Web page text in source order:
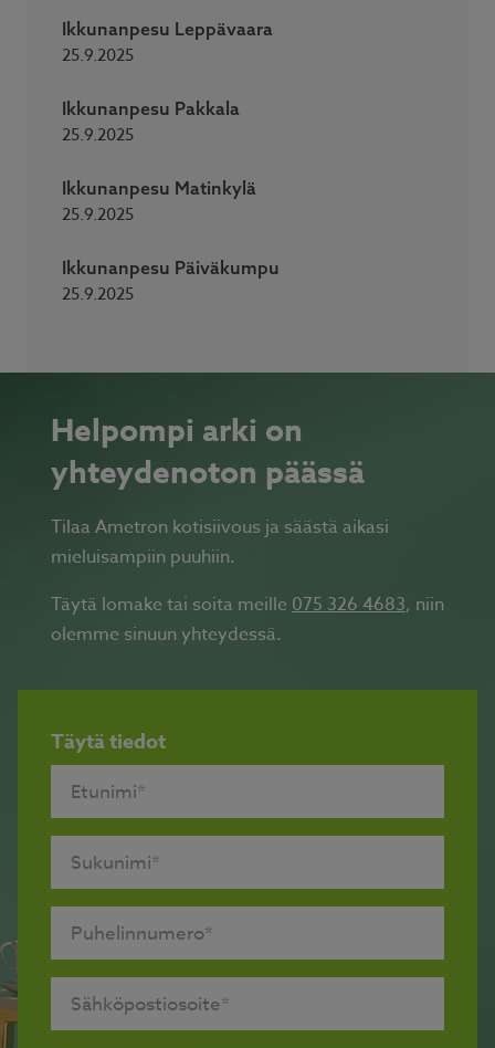
Ikkunanpesu Leppävaara
25.9.2025
Ikkunanpesu Pakkala
25.9.2025
Ikkunanpesu Matinkylä
25.9.2025
Ikkunanpesu Päiväkumpu
25.9.2025
Helpompi arki on
yhteydenoton päässä
Tilaa Ametron kotisiivous ja säästä aikasi
mieluisampiin puuhiin.
Täytä lomake tai soita meille 075 326 4683, niin
olemme sinuun yhteydessä.
Täytä tiedot